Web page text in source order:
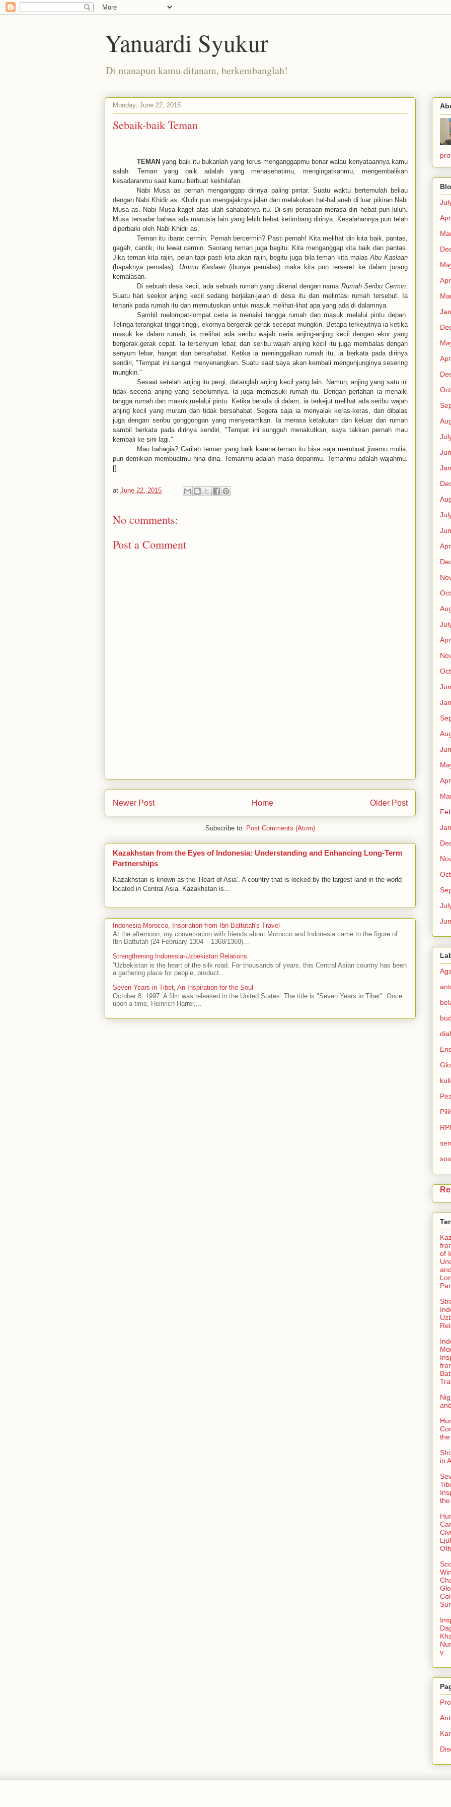
Yanuardi Syukur
Di manapun kamu ditanam, berkembanglah!
Monday, June 22, 2015
Sebaik-baik Teman
TEMAN yang baik itu bukanlah yang terus menganggapmu benar walau kenyataannya kamu
salah.
Teman yang baik adalah yang menasehatimu, mengingatkanmu, mengembalikan
kesadaranmu saat kamu berbuat kekhilafan.
Nabi Musa as pernah menganggap dirinya paling pintar. Suatu waktu bertemulah beliau
dengan Nabi Khidir as. Khidir pun mengajaknya jalan dan melakukan hal-hal aneh di luar pikiran Nabi
Musa as. Nabi Musa kaget atas ulah sahabatnya itu. Di sini perasaan merasa diri hebat pun luluh.
Musa tersadar bahwa ada manusia lain yang lebih hebat ketimbang dirinya. Kesalahannya pun telah
diperbaiki oleh Nabi Khidir as.
Teman itu ibarat cermin. Pernah bercermin? Pasti pernah! Kita melihat diri kita baik, pantas,
gagah, cantik, itu lewat cermin. Seorang teman juga begitu. Kita menganggap kita baik dan pantas.
Jika teman kita rajin, pelan tapi pasti kita akan rajin, begitu juga bila teman kita malasAbu Kaslaan
(bapaknya pemalas), Ummu Kaslaan (ibunya pemalas) maka kita pun terseret ke dalam jurang
kemalasan.
Di sebuah desa kecil, ada sebuah rumah yang dikenal dengan nama Rumah Seribu Cermin.
Suatu hari seekor anjing kecil sedang berjalan-jalan di desa itu dan melintasi rumah tersebut. Ia
tertarik pada rumah itu dan memutuskan untuk masuk melihat-lihat apa yang ada di dalamnya.
Sambil melompat-lompat ceria ia menaiki tangga rumah dan masuk melalui pintu depan.
Telinga terangkat tinggi-tinggi, ekornya bergerak-gerak secepat mungkin. Betapa terkejutnya ia ketika
masuk ke dalam rumah, ia melihat ada seribu wajah ceria anjing-anjing kecil dengan ekor yang
bergerak-gerak cepat. Ia tersenyum lebar, dan seribu wajah anjing kecil itu juga membalas dengan
senyum lebar, hangat dan bersahabat. Ketika ia meninggalkan rumah itu, ia berkata pada dirinya
sendiri, "Tempat ini sangat menyenangkan. Suatu saat saya akan kembali mengunjunginya sesering
mungkin."
Sesaat setelah anjing itu pergi, datanglah anjing kecil yang lain. Namun, anjing yang satu ini
tidak seceria anjing yang sebelumnya.
Ia juga memasuki rumah itu. Dengan perlahan ia menaiki
tangga rumah dan masuk melalui pintu. Ketika berada di dalam, ia terkejut melihat ada seribu wajah
anjing kecil yang muram dan tidak bersahabat.Segera saja ia menyalak keras-keras, dan dibalas
juga dengan seribu gonggongan yang menyeramkan. Ia merasa ketakutan dan keluar dari rumah
sambil berkata pada dirinya sendiri, "Tempat ini sungguh menakutkan, saya takkan pernah mau
kembali ke sini lagi."
Mau bahagia? Carilah teman yang baik karena teman itu bisa saja membuat jiwamu mulia,
pun demikian membuatmu hina dina. Temanmu adalah masa depanmu. Temanmu adalah wajahmu.
[]
at June 22, 2015
No comments:
Post a Comment
Newer Post Older Post
Home
Subscribe to: Post Comments (Atom)
Kazakhstan from the Eyes of Indonesia: Understanding and Enhancing Long-Term
Partnerships
Kazakhstan is known as the ‘Heart of Asia’. A country that is locked by the largest land in the world
located in Central Asia. Kazakhstan is...
Indonesia-Morocco, Inspiration from Ibn Battutah's Travel
At the afternoon, my conversation with friends about Morocco and Indonesia came to the figure of
Ibn Battutah (24 February 1304 – 1368/1369)...
Strengthening Indonesia-Uzbekistan Relations
“Uzbekistan is the heart of the silk road. For thousands of years, this Central Asian country has been
a gathering place for people, product...
Seven Years in Tibet, An Inspiration for the Soul
October 8, 1997. A film was released in the United States. The title is "Seven Years in Tibet". Once
upon a time, Heinrich Harrer,...
RPI
of
in
v